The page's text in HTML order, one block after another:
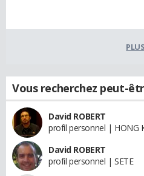
PLUS
Vous recherchez peut-
David ROBERT
profil personnel | HONG
David ROBERT
profil personnel | SETE